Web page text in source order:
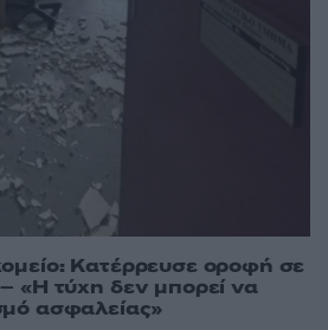
Κατέρρευσε οροφή σε
«Η τύχη δεν μπορεί να
ασφαλείας»